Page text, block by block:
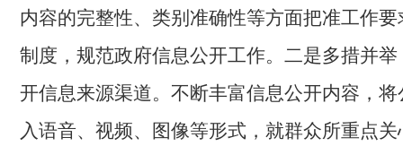
内容的完整性、类别准确性等方面把准工作
制度，规范政府信息公开工作。 二是多措并
开信息来源渠道。 不断丰富信息公开内容，
入语音、视频、图像等形式，就群众所重点